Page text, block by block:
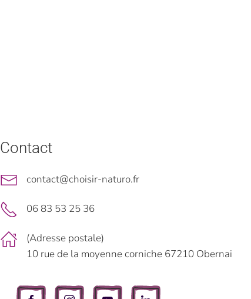
Contact
contact@choisir-naturo.fr
06 83 53 25 36
(Adresse postale)
10 rue de la moyenne corniche 67210 Obernai